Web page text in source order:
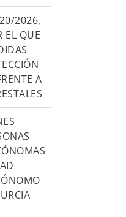
2026,
EL QUE
A